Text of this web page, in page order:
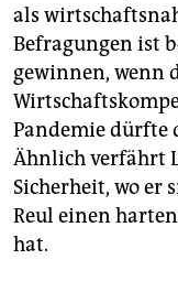
als
Befragungen ist
gewinnen, wenn
Pandemie dürfte
Ähnlich verfährt
Sicherheit, wo
Reul einen
hat.